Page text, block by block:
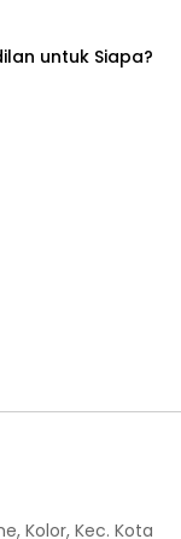
untuk Siapa?
Kolor, Kec. Kota